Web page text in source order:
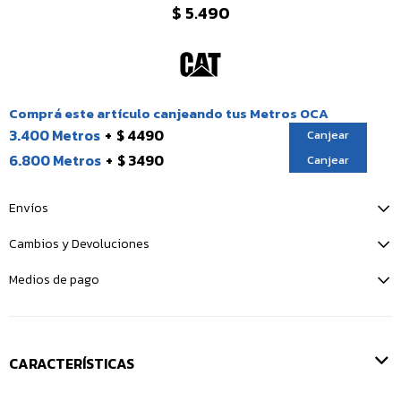
$ 5.490
Comprá este artículo canjeando tus Metros OCA
3.400 Metros $ 4490 Canjear
6.800 Metros $ 3490 Canjear
Envíos
Cambios y Devoluciones
Medios de pago
CARACTERÍSTICAS